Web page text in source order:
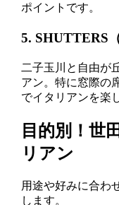
ポイントです。
5. SHUTTERS
二子玉川と自由が
アン。特に窓際の
でイタリアンを楽
目的別！世
リアン
用途や好みに合わ
します。